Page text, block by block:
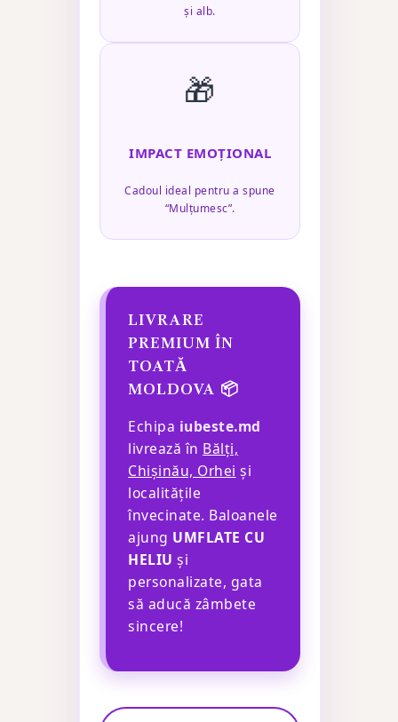
și alb.
🎁
IMPACT EMOȚIONAL
Cadoul ideal pentru a spune
“Mulțumesc”.
LIVRARE
PREMIUM ÎN
TOATĂ
MOLDOVA 📦
Echipa iubeste.md
livrează în Bălți,
Chișinău, Orhei și
localitățile
învecinate. Baloanele
ajung UMFLATE CU
HELIU și
personalizate, gata
să aducă zâmbete
sincere!